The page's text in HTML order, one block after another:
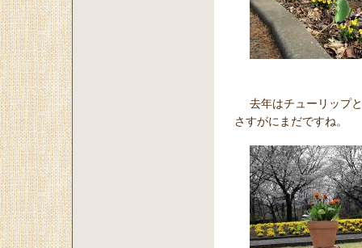
去年はチューリップ
さすがにまだですね。